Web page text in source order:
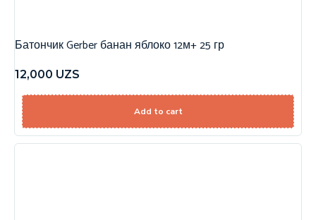
Батончик Gerber банан яблоко 12м+ 25 гр
12,000 UZS
Add to cart